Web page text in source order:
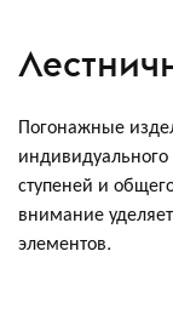
Погонажные
ступеней и
внимание
элементов.